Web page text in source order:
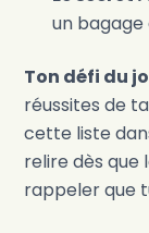
un
Ton défi du
réussites de
cette liste
relire dès que
rappeler que